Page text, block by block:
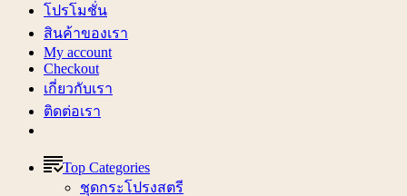
โปรโมชั่น
สินค้าของเรา
My account
Checkout
เกี่ยวกับเรา
ติดต่อเรา
Top Categories
ชุดกระโปรงสตรี